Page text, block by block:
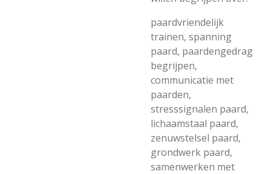
paardvriendelijk
trainen, spanning
paard, paardengedrag
begrijpen,
communicatie met
paarden,
stresssignalen paard,
lichaamstaal paard,
zenuwstelsel paard,
grondwerk paard,
samenwerken met